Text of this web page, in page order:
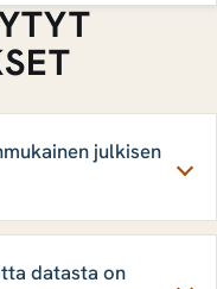
julkisen
datasta on